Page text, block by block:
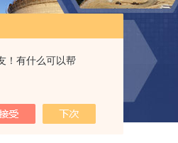
！有什么可以帮